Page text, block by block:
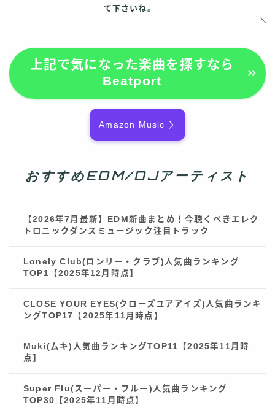
て下さいね。
上記で気になった楽曲を探すなら
Beatport
Amazon Music
おすすめEDM/DJアーティスト
【2026年7月最新】EDM新曲まとめ！今聴くべきエレク
トロニックダンスミュージック注目トラック
Lonely Club(ロンリー・クラブ)人気曲ランキング
TOP1【2025年12月時点】
CLOSE YOUR EYES(クローズユアアイズ)人気曲ランキ
ングTOP17【2025年11月時点】
Muki(ムキ)人気曲ランキングTOP11【2025年11月時
点】
Super Flu(スーパー・フルー)人気曲ランキング
TOP30【2025年11月時点】